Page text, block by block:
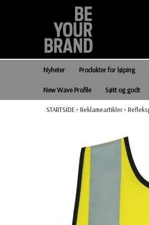
Nyheter Produkter for løping
New Wave Profile Søtt og godt
STARTSIDE> Reklameartikler>